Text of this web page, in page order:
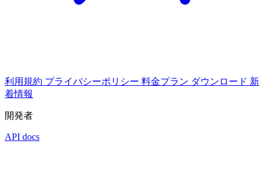
利用規約 プライバシーポリシー 料金プラン ダウンロード 新
着情報
開発者
API docs